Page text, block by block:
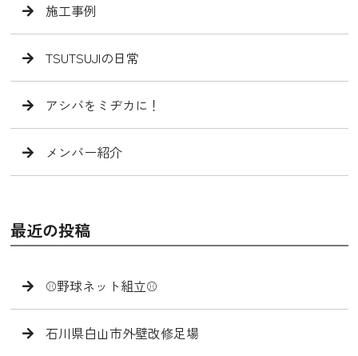
施工事例
TSUTSUJIの日常
アシバをミヂカに！
メンバー紹介
最近の投稿
⚾️野球ネット組立⚾️
石川県白山市外壁改修足場